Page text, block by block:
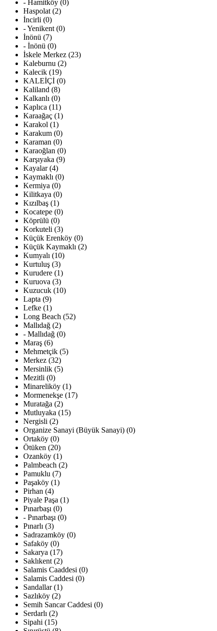
- Hamitköy (0)
Haspolat (2)
İncirli (0)
- Yenikent (0)
İnönü (7)
- İnönü (0)
İskele Merkez (23)
Kaleburnu (2)
Kalecik (19)
KALEİÇİ (0)
Kaliland (8)
Kalkanlı (0)
Kaplıca (11)
Karaağaç (1)
Karakol (1)
Karakum (0)
Karaman (0)
Karaoğlan (0)
Karşıyaka (9)
Kayalar (4)
Kaymaklı (0)
Kermiya (0)
Kilitkaya (0)
Kızılbaş (1)
Kocatepe (0)
Köprülü (0)
Korkuteli (3)
Küçük Erenköy (0)
Küçük Kaymaklı (2)
Kumyalı (10)
Kurtuluş (3)
Kurudere (1)
Kuruova (3)
Kuzucuk (10)
Lapta (9)
Lefke (1)
Long Beach (52)
Mallıdağ (2)
- Mallıdağ (0)
Maraş (6)
Mehmetçik (5)
Merkez (32)
Mersinlik (5)
Mezitli (0)
Minareliköy (1)
Mormenekşe (17)
Muratağa (2)
Mutluyaka (15)
Nergisli (2)
Organize Sanayi (Büyük Sanayi) (0)
Ortaköy (0)
Ötüken (20)
Ozanköy (1)
Palmbeach (2)
Pamuklu (7)
Paşaköy (1)
Pirhan (4)
Piyale Paşa (1)
Pınarbaşı (0)
- Pınarbaşı (0)
Pınarlı (3)
Sadrazamköy (0)
Safaköy (0)
Sakarya (17)
Saklıkent (2)
Salamis Caaddesi (0)
Salamis Caddesi (0)
Sandallar (1)
Sazlıköy (2)
Semih Sancar Caddesi (0)
Serdarlı (2)
Sipahi (15)